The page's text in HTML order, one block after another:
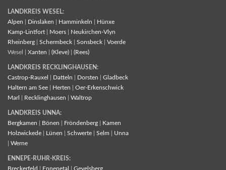
LANDKREIS WESEL:
Alpen
Dinslaken Hamminkeln
Hünxe
Kamp-Lintfort
Moers
Neukirchen-Vlyn
Rheinberg
Schermbeck Sonsbeck
Voerde
Wesel | Xanten (Kleve) (Rees)
LANDKREIS RECKLINGHAUSEN:
Castrop-Rauxel
Datteln Dorsten
Gladbeck
Haltern am See
Herten
Oer-Erkenschwick
Marl
Recklinghausen Waltrop
LANDKREIS UNNA:
Bergkamen
Bönen Fröndenberg
Kamen
Holzwickede
Lünen Schwerte Selm
Unna
Werne
ENNEPE-RUHR-KREIS:
Breckerfeld
Ennepetal Gevelsberg